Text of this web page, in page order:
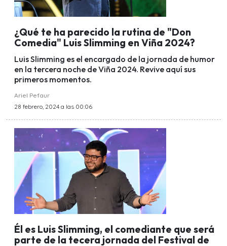
¿Qué te ha parecido la rutina de "Don
Comedia" Luis Slimming en Viña 2024?
Luis Slimming es el encargado de la jornada de humor
en la tercera noche de Viña 2024. Revive aquí sus
primeros momentos.
Ariel Pefaur
28 febrero, 2024 a las 00:06
Él es Luis Slimming, el comediante que será
parte de la tecera jornada del Festival de